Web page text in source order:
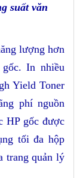
suất văn
lượng hơn
In nhiều
Yield Toner
phí nguồn
HP gốc được
tối đa hộp
trang quản lý